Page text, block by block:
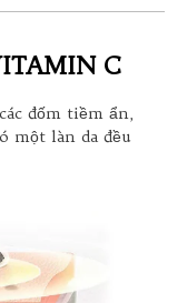
C
đốm tiềm ẩn,
một làn da đều